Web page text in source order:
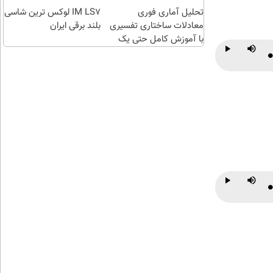
تحلیل آماری فوری
معادلات ساختاری تفسیری
با آموزش کامل حتی یک
IM LS7 لوکس ترین شاسی
بلند برقی ایران